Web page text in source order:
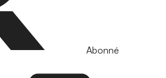
Abonné